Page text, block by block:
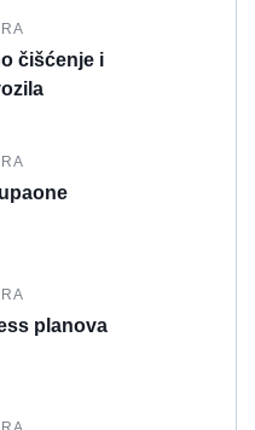
čišćenje i
planova